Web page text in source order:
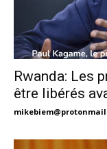
Rwanda: Les
être libérés